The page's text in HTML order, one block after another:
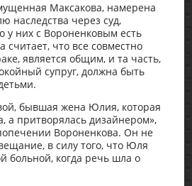
Максакова, намерена
наследства через суд,
у них с Вороненковым есть
что все совместно
является общим, и та часть,
супруг, должна быть
бывшая жена Юлия, которая
а притворялась дизайнером»,
Вороненкова. Он не
в силу того, что Юля
больной, когда речь шла о